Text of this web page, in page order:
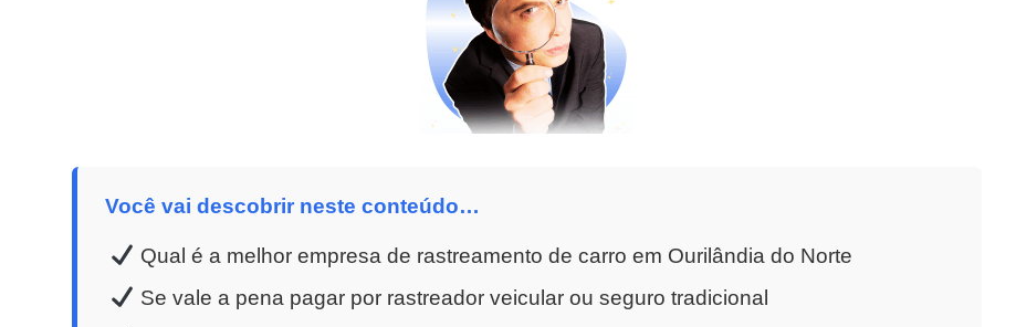
Você vai descobrir neste conteúdo…
Qual é a melhor empresa de rastreamento de carro em Ourilândia do Norte
Se vale a pena pagar por rastreador veicular ou seguro tradicional